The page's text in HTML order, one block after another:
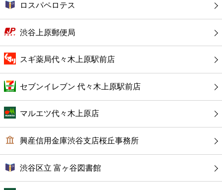
公共
病院
ホテル
ロスパペロテス
渋谷上原郵便局
スギ薬局代々木上原駅前店
セブンイレブン 代々木上原駅前店
マルエツ代々木上原店
興産信用金庫渋谷支店桜丘事務所
渋谷区立 富ヶ谷図書館